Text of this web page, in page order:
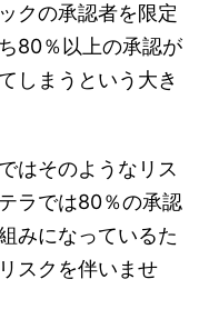
クの承認者を限定
80％以上の承認が
しまうという大き
はそのようなリス
ラでは80％の承認
みになっているた
スクを伴いませ